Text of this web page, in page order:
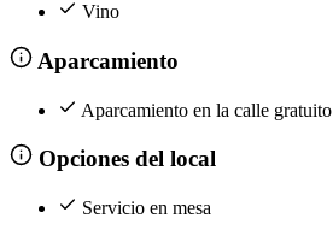
Vino
Aparcamiento
Aparcamiento en la calle gratuito
Opciones del local
Servicio en mesa